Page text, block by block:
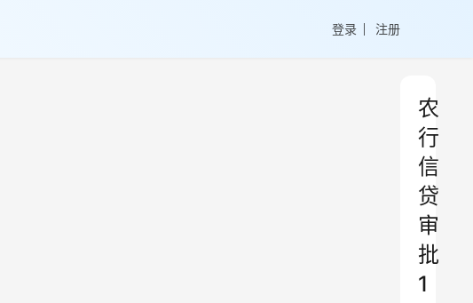
登录 注册
农
行
信
贷
审
批
1